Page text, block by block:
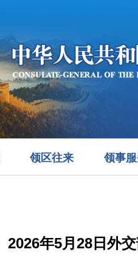
领区往来 领事
2026年5月28日外